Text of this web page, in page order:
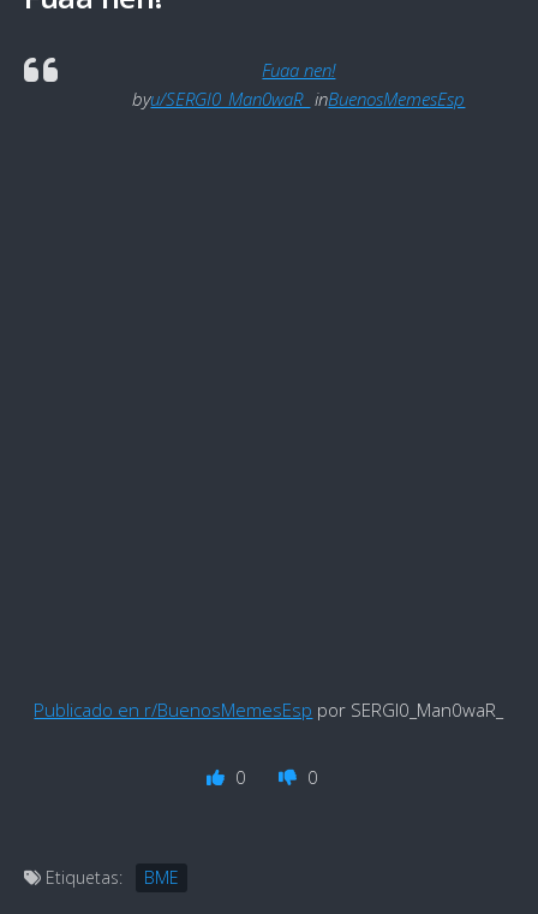
Fuaa nen!
byu/SERGI0_Man0waR_ inBuenosMemesEsp
Publicado en r/BuenosMemesEsp por SERGI0_Man0waR_
0 0
Etiquetas: BME